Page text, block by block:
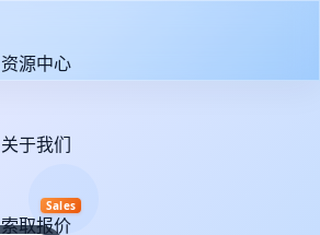
资源中心
关于我们
索取报价
Sales